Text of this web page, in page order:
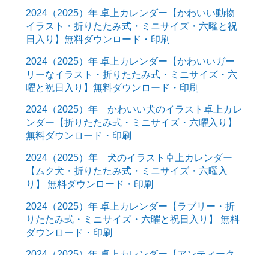
2024（2025）年 卓上カレンダー【かわいい動物
イラスト・折りたたみ式・ミニサイズ・六曜と祝
日入り】無料ダウンロード・印刷
2024（2025）年 卓上カレンダー【かわいいガー
リーなイラスト・折りたたみ式・ミニサイズ・六
曜と祝日入り】無料ダウンロード・印刷
2024（2025）年 かわいい犬のイラスト卓上カレ
ンダー【折りたたみ式・ミニサイズ・六曜入り】
無料ダウンロード・印刷
2024（2025）年 犬のイラスト卓上カレンダー
【ムク犬・折りたたみ式・ミニサイズ・六曜入
り】 無料ダウンロード・印刷
2024（2025）年 卓上カレンダー【ラブリー・折
りたたみ式・ミニサイズ・六曜と祝日入り】 無料
ダウンロード・印刷